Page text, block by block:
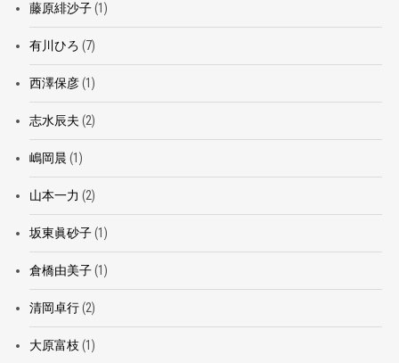
藤原緋沙子(1)
有川ひろ (7)
西澤保彦(1)
志水辰夫 (2)
嶋岡晨 (1)
山本一力 (2)
坂東眞砂子(1)
倉橋由美子(1)
清岡卓行(2)
大原富枝 (1)